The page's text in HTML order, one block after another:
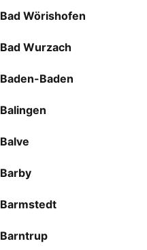
Bad Wörishofen
Bad Wurzach
Baden-Baden
Balingen
Balve
Barby
Barmstedt
Barntrup